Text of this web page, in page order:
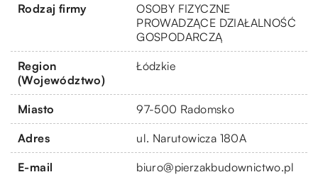
Rodzaj firmy
OSOBY FIZYCZNE
PROWADZĄCE DZIAŁALNOŚĆ
GOSPODARCZĄ
Region
(Województwo)
Łódzkie
Miasto 97-500 Radomsko
Adres ul. Narutowicza 180A
E-mail biuro@pierzakbudownictwo.pl